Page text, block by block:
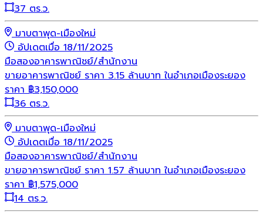
37 ตร.ว.
มาบตาพุด-เมืองใหม่
อัปเดตเมื่อ 18/11/2025
มือสองอาคารพาณิชย์/สำนักงาน
ขายอาคารพาณิชย์ ราคา 3.15 ล้านบาท ในอำเภอเมืองระยอง
ราคา ฿3,150,000
36 ตร.ว.
มาบตาพุด-เมืองใหม่
อัปเดตเมื่อ 18/11/2025
มือสองอาคารพาณิชย์/สำนักงาน
ขายอาคารพาณิชย์ ราคา 1.57 ล้านบาท ในอำเภอเมืองระยอง
ราคา ฿1,575,000
14 ตร.ว.